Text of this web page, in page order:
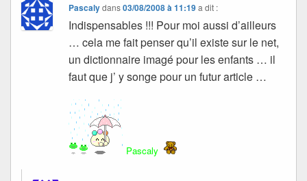
Pascalydans03/08/2008 à 11:19 a dit :
Indispensables !!! Pour moi aussi d’ailleurs
… cela me fait penser qu’il existe sur le net,
un dictionnaire imagé pour les enfants … il
faut que j’ y songe pour un futur article …
Pascaly